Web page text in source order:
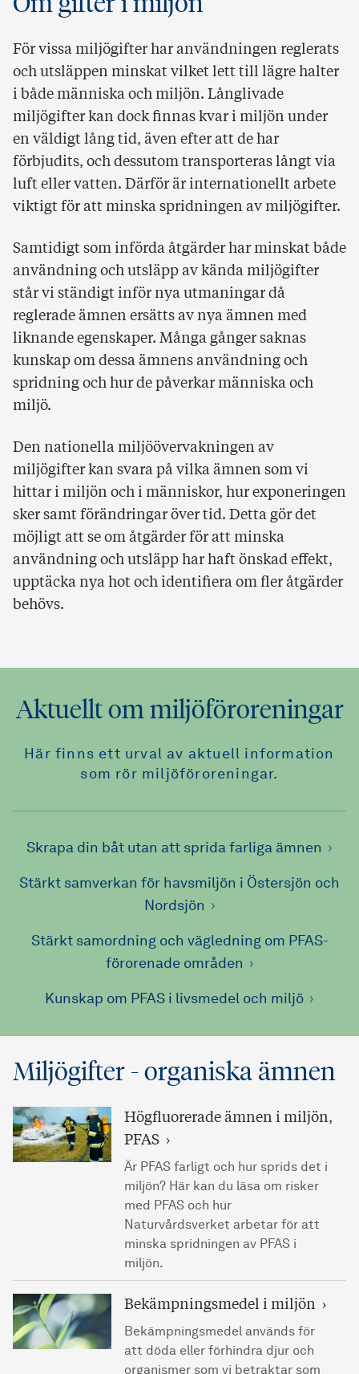
För vissa miljögifter har användningen reglerats
och utsläppen minskat vilket lett till lägre halter
i både människa och miljön. Långlivade
miljögifter kan dock finnas kvar i miljön under
en väldigt lång tid, även efter att de har
förbjudits, och dessutom transporteras långt via
luft eller vatten. Därför är internationellt arbete
viktigt för att minska spridningen av miljögifter.
Samtidigt som införda åtgärder har minskat både
användning och utsläpp av kända miljögifter
står vi ständigt inför nya utmaningar då
reglerade ämnen ersätts av nya ämnen med
liknande egenskaper. Många gånger saknas
kunskap om dessa ämnens användning och
spridning och hur de påverkar människa och
miljö.
Den nationella miljöövervakningen av
miljögifter kan svara på vilka ämnen som vi
hittar i miljön och i människor, hur exponeringen
sker samt förändringar över tid. Detta gör det
möjligt att se om åtgärder för att minska
användning och utsläpp har haft önskad effekt,
upptäcka nya hot och identifiera om fler åtgärder
behövs.
Aktuellt om miljöföroreningar
Här finns ett urval av aktuell information
som rör miljöföroreningar.
Skrapa din båt utan att sprida farliga ämnen
Stärkt samverkan för havsmiljön i Östersjön och
Nordsjön
Stärkt samordning och vägledning om PFAS-
förorenade områden
Kunskap om PFAS i livsmedel och miljö
Miljögifter - organiska ämnen
Högfluorerade ämnen i miljön,
PFAS
Är PFAS farligt och hur sprids det i
miljön? Här kan du läsa om risker
med PFAS och hur
Naturvårdsverket arbetar för att
minska spridningen av PFAS i
miljön.
Bekämpningsmedel i miljön
Bekämpningsmedel används för
att döda eller förhindra djur och
organismer som vi betraktar som